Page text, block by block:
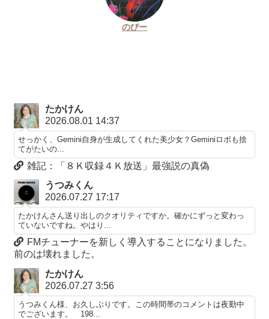
のびー
たかけん
2026.08.01 14:37
せっかく、Gemini自身が生成してくれた美少女？Geminiロボも捨
てがたいの...
雑記：「８Ｋ収録４Ｋ放送」最強説の真偽
うつみくん
2026.07.27 17:17
たかけんさん送り出しのクオリティですか。確かにずっと変わっ
ていないですね。やはり...
FMチューナーを新しく導入することになりました。
前のは壊れました。
たかけん
2026.07.27 3:56
うつみくん様、お久しぶりです。この時間帯のコメントは夜勤中
でございます。 198...